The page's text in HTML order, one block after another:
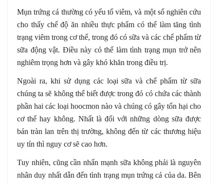
Mụn trứng cá thường có yếu tố viêm, và một số nghiên cứu
cho thấy chế độ ăn nhiều thực phẩm có thể làm tăng tình
trạng viêm trong cơ thể, trong đó có sữa và các chế phẩm từ
sữa động vật. Điều này có thể làm tình trạng mụn trở nên
nghiêm trọng hơn và gây khó khăn trong điều trị.
Ngoài ra, khi sử dụng các loại sữa và chế phẩm từ sữa
chúng ta sẽ không thể biết được trong đó có chứa các thành
phần hai các loại hoocmon nào và chúng có gây tổn hại cho
cơ thể hay không. Nhất là đối với những dòng sữa được
bán tràn lan trên thị trường, không đến từ các thương hiệu
uy tín thì nguy cơ sẽ cao hơn.
Tuy nhiên, cũng cần nhấn mạnh sữa không phải là nguyên
nhân duy nhất dẫn đến tình trạng mụn trứng cá của da. Bên